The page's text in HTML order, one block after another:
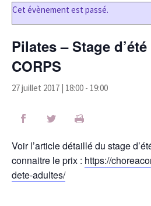
Cet évènement est passé.
Pilates – Stage
CORPS
27 juillet 2017 | 18:00 - 19:00
Voir l’article détaillé du stage
connaitre le prix : https://
dete-adultes/